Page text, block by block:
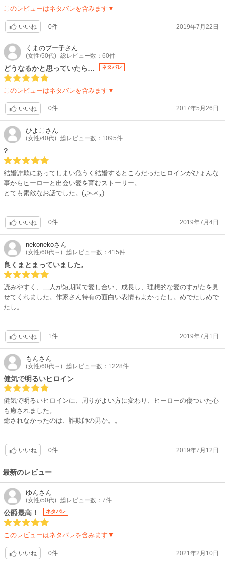
このレビューはネタバレを含みます▼
いいね 0件 2019年7月22日
くまのプー子さん
(女性/50代) 総レビュー数：60件
どうなるかと思っていたら… ネタバレ
このレビューはネタバレを含みます▼
いいね 0件 2017年5月26日
ひよこ さん
(女性/40代) 総レビュー数：1095件
?
結婚詐欺にあってしまい危うく結婚するところだったヒロインがひょんな
事からヒーローと出会い愛を育むストーリー。
とても素敵なお話でした。(⁎˃ᴗ˂⁎)
いいね 0件 2019年7月4日
nekonekoさん
(女性/60代～) 総レビュー数：415件
良くまとまっていました。
読みやすく、二人が短期間で愛し合い、成長し、理想的な愛のすがたを見
せてくれました。作家さん特有の面白い表情もよかったし。めでたしめで
たし。
いいね 1件 2019年7月1日
もんさん
(女性/60代～) 総レビュー数：1228件
健気で明るいヒロイン
健気で明るいヒロインに、周りがよい方に変わり、ヒーローの傷ついた心
も癒されました。
癒されなかったのは、詐欺師の男か。。
いいね 0件 2019年7月12日
最新のレビュー
ゆんさん
(女性/50代) 総レビュー数：7件
公爵最高！ ネタバレ
このレビューはネタバレを含みます▼
いいね 0件 2021年2月10日